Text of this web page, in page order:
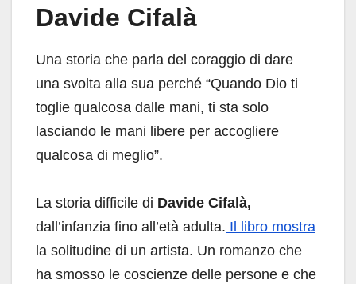
Davide Cifalà
Una storia che parla del coraggio di dare
una svolta alla sua perché “Quando Dio ti
toglie qualcosa dalle mani, ti sta solo
lasciando le mani libere per accogliere
qualcosa di meglio”.
La storia difficile di Davide Cifalà,
dall’infanzia fino all’età adulta. Il libro mostra
la solitudine di un artista. Un romanzo che
ha smosso le coscienze delle persone e che